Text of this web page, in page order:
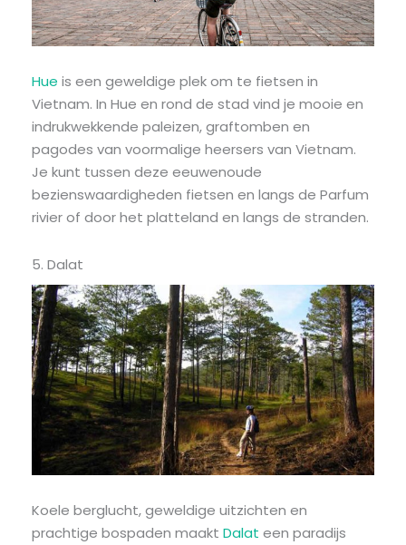
Hue is een geweldige plek om te fietsen in
Vietnam. In Hue en rond de stad vind je mooie en
indrukwekkende paleizen, graftomben en
pagodes van voormalige heersers van Vietnam.
Je kunt tussen deze eeuwenoude
bezienswaardigheden fietsen en langs de Parfum
rivier of door het platteland en langs de stranden.
5. Dalat
Koele berglucht, geweldige uitzichten en
prachtige bospaden maakt Dalat een paradijs